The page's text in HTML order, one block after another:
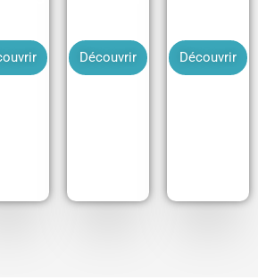
Découvrir Découvrir